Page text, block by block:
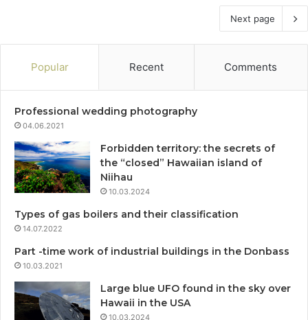
Next page
Popular Recent Comments
Professional wedding photography
04.06.2021
Forbidden territory: the secrets of
the “closed” Hawaiian island of
Niihau
10.03.2024
Types of gas boilers and their classification
14.07.2022
Part -time work of industrial buildings in the Donbass
10.03.2021
Large blue UFO found in the sky over
Hawaii in the USA
10.03.2024